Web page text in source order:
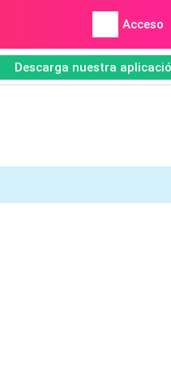
Acceso
Descarga nuestra